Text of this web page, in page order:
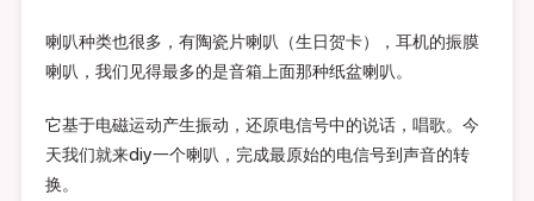
喇叭种类也很多，有陶瓷片喇叭（生日贺卡），耳机的振膜
喇叭，我们见得最多的是音箱上面那种纸盆喇叭。
它基于电磁运动产生振动，还原电信号中的说话，唱歌。今
天我们就来diy一个喇叭，完成最原始的电信号到声音的转
换。